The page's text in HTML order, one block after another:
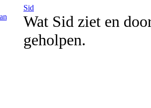
Sid
Wat Sid ziet en
geholpen.